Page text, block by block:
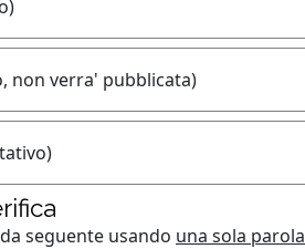
non verra' pubblicata)
seguente usando una sola parola